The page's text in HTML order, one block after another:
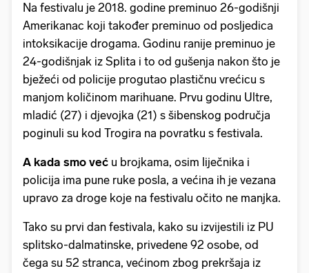
Na festivalu je 2018. godine preminuo 26-godišnji
Amerikanac koji također preminuo od posljedica
intoksikacije drogama. Godinu ranije preminuo je
24-godišnjak iz Splita i to od gušenja nakon što je
bježeći od policije progutao plastičnu vrećicu s
manjom količinom marihuane. Prvu godinu Ultre,
mladić (27) i djevojka (21) s šibenskog područja
poginuli su kod Trogira na povratku s festivala.
A kada smo već u brojkama, osim liječnika i
policija ima pune ruke posla, a većina ih je vezana
upravo za droge koje na festivalu očito ne manjka.
Tako su prvi dan festivala, kako su izvijestili iz PU
splitsko-dalmatinske, privedene 92 osobe, od
čega su 52 stranca, većinom zbog prekršaja iz